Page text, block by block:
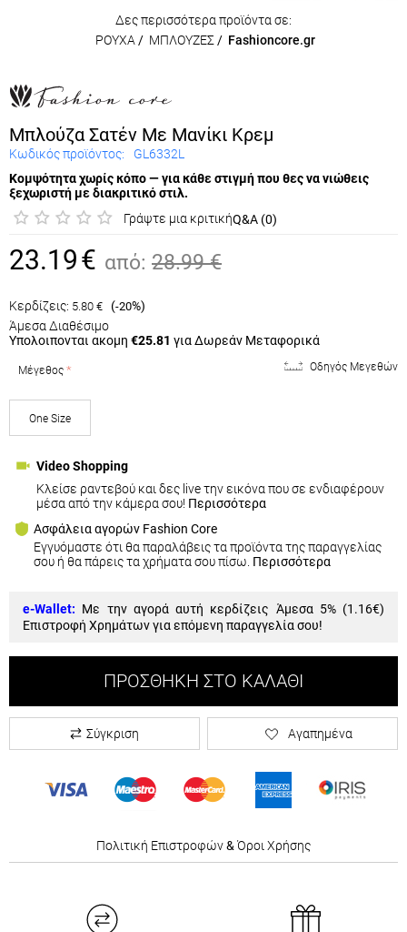
Δες περισσότερα προϊόντα σε:
ΡΟΥΧΑ / ΜΠΛΟΥΖΕΣ / Fashioncore.gr
Μπλούζα Σατέν Με Μανίκι Κρεμ
Κωδικός προϊόντος:
GL6332L
Κομψότητα χωρίς κόπο — για κάθε στιγμή που θες να νιώθεις
ξεχωριστή με διακριτικό στιλ.
Γράψτε μια κριτικήQ&A (0)
23.19€ από: 28.99 €
Κερδίζεις: 5.80 € (-20%)
Άμεσα Διαθέσιμο
Υπολοιπονται ακομη€25.81 για Δωρεάν Μεταφορικά
Οδηγός Μεγεθών
Μέγεθος
One Size
Video Shopping
Κλείσε ραντεβού και δες live την εικόνα που σε ενδιαφέρουν
μέσα από την κάμερα σου! Περισσότερα
Ασφάλεια αγορών Fashion Core
Εγγυόμαστε ότι θα παραλάβεις τα προϊόντα της παραγγελίας
σου ή θα πάρεις τα χρήματα σου πίσω. Περισσότερα
e-Wallet: Με την αγορά αυτή κερδίζεις Άμεσα 5% (1.16€)
Επιστροφή Χρημάτων για επόμενη παραγγελία σου!
ΠΡΟΣΘΉΚΗ ΣΤΟ ΚΑΛΆΘΙ
Σύγκριση Αγαπημένα
Πολιτική Επιστροφών& Όροι Χρήσης